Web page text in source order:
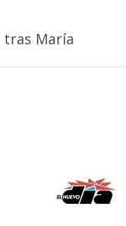
tras María